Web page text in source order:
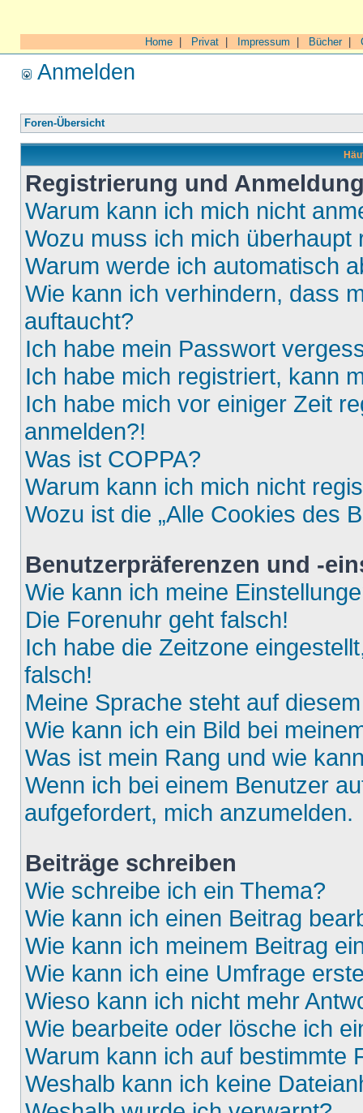
Home Privat Impressum Bücher|
Anmelden
Foren-Übersicht
Registrierung und
Warum kann ich mich nicht
Wozu muss ich mich überhaupt
Warum werde ich automatisch
Wie kann ich verhindern, dass
auftaucht?
Ich habe mein Passwort
Ich habe mich registriert, kann
Ich habe mich vor einiger Zeit
anmelden?!
Was ist COPPA?
Warum kann ich mich nicht
Wozu ist die „Alle Cookies des
Benutzerpräferenzen und -
Wie kann ich meine
Die Forenuhr geht falsch!
Ich habe die Zeitzone
falsch!
Meine Sprache steht auf
Wie kann ich ein Bild bei
Was ist mein Rang und wie
Wenn ich bei einem Benutzer
aufgefordert, mich anzumelden.
Beiträge schreiben
Wie schreibe ich ein Thema?
Wie kann ich einen Beitrag
Wie kann ich meinem Beitrag
Wie kann ich eine Umfrage
Wieso kann ich nicht mehr
Wie bearbeite oder lösche ich
Warum kann ich auf bestimmte
Weshalb kann ich keine